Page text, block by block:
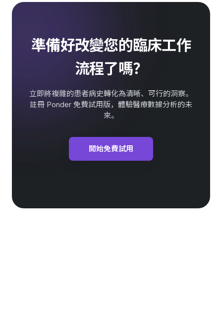
準備好改變您的臨床工作
流程了嗎？
立即將複雜的患者病史轉化為清晰、可行的洞察。
註冊 Ponder 免費試用版，體驗醫療數據分析的未
來。
開始免費試用